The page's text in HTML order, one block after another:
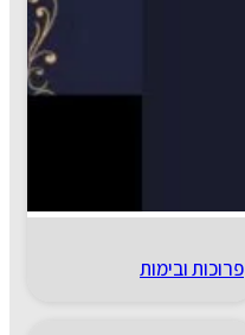
פרוכות ובימות